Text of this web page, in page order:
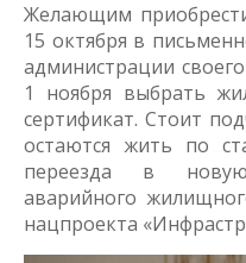
Желающим
15 октября в
администрации
1 ноября выбрать
сертификат. Стоит
остаются жить по
переезда в новую
аварийного
нацпроекта